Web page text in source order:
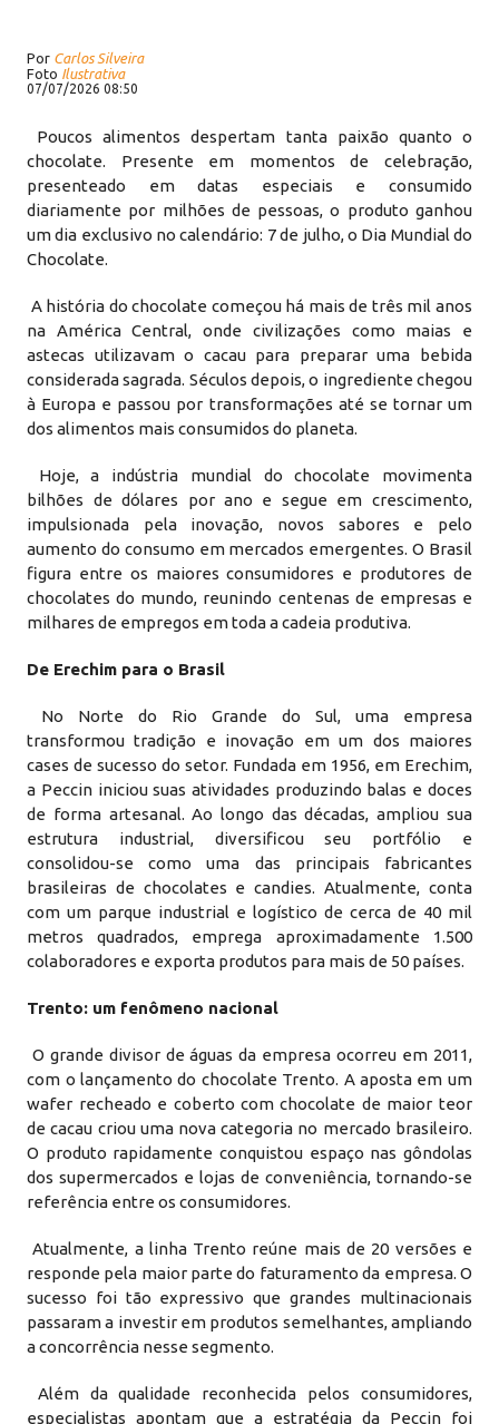
Por Carlos Silveira
Foto Ilustrativa
07/07/2026 08:50
Poucos alimentos despertam tanta paixão quanto o
chocolate. Presente em momentos de celebração,
presenteado em datas especiais e consumido
diariamente por milhões de pessoas, o produto ganhou
um dia exclusivo no calendário: 7 de julho, o Dia Mundial do
Chocolate.
A história do chocolate começou há mais de três mil anos
na América Central, onde civilizações como maias e
astecas utilizavam o cacau para preparar uma bebida
considerada sagrada. Séculos depois, o ingrediente chegou
à Europa e passou por transformações até se tornar um
dos alimentos mais consumidos do planeta.
Hoje, a indústria mundial do chocolate movimenta
bilhões de dólares por ano e segue em crescimento,
impulsionada pela inovação, novos sabores e pelo
aumento do consumo em mercados emergentes. O Brasil
figura entre os maiores consumidores e produtores de
chocolates do mundo, reunindo centenas de empresas e
milhares de empregos em toda a cadeia produtiva.
De Erechim para o Brasil
No Norte do Rio Grande do Sul, uma empresa
transformou tradição e inovação em um dos maiores
cases de sucesso do setor. Fundada em 1956, em Erechim,
a Peccin iniciou suas atividades produzindo balas e doces
de forma artesanal. Ao longo das décadas, ampliou sua
estrutura industrial, diversificou seu portfólio e
consolidou-se como uma das principais fabricantes
brasileiras de chocolates e candies. Atualmente, conta
com um parque industrial e logístico de cerca de 40 mil
metros quadrados, emprega aproximadamente 1.500
colaboradores e exporta produtos para mais de 50 países.
Trento: um fenômeno nacional
O grande divisor de águas da empresa ocorreu em 2011,
com o lançamento do chocolate Trento. A aposta em um
wafer recheado e coberto com chocolate de maior teor
de cacau criou uma nova categoria no mercado brasileiro.
O produto rapidamente conquistou espaço nas gôndolas
dos supermercados e lojas de conveniência, tornando-se
referência entre os consumidores.
Atualmente, a linha Trento reúne mais de 20 versões e
responde pela maior parte do faturamento da empresa. O
sucesso foi tão expressivo que grandes multinacionais
passaram a investir em produtos semelhantes, ampliando
a concorrência nesse segmento.
Além da qualidade reconhecida pelos consumidores,
especialistas apontam que a estratégia da Peccin foi